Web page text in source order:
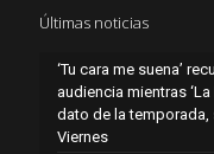
Últimas noticias
‘Tu cara me suena’
audiencia mientras
dato de la temporada,
Viernes